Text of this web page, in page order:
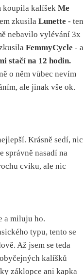
koupila kalíšek Me
zkusila Lunette - ten
nebavilo vylévání 3x
FemmyCycle - a
stačí na 12 hodin.
o něm vůbec nevím
ale jinak vše ok.
Krásně sedí, nic
správně nasadí na
cviku, ale nic
a miluju ho.
typu, tento se
Až jsem se teda
kalíšků
záklopce ani kapka